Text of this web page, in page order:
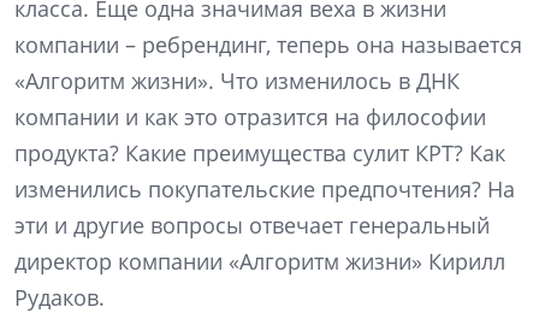
класса. Еще одна значимая веха в жизни
компании – ребрендинг, теперь она называется
«Алгоритм жизни». Что изменилось в ДНК
компании и как это отразится на философии
продукта? Какие преимущества сулит КРТ? Как
изменились покупательские предпочтения? На
эти и другие вопросы отвечает генеральный
директор компании «Алгоритм жизни» Кирилл
Рудаков.